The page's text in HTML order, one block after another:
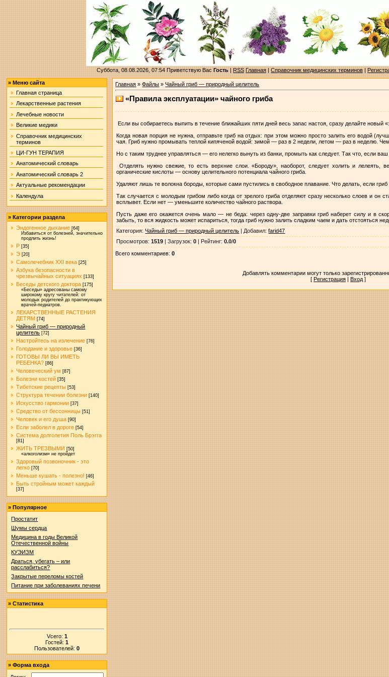
Суббота, 08.08.2026, 07:54Приветствую Вас Гость|RSS Главная|Справочник медицинских терминов|
»Меню сайта
Главная страница
Лекарственные растения
Лечебные новости
Великие медики
Справочник медицинских
терминов
ЦИ-ГУН ТЕРАПИЯ
Анатомический словарь
Анатомический словарь 2
Актуальные рекомендации
Календула
»Категории раздела
Эндогенное дыхание [64]
Избавиться от болезней, значительно
продлить жизнь!
Р [35]
Э [20]
Самолечебник XXI века [25]
Азбука безопасности в
чрезвычайных ситуациях [133]
Беседы детского доктора [175]
«Беседы» адресованы самому
широкому кругу читателей: от
молодых родителей до практикующих
врачей-педиатров.
ЛЕКАРСТВЕННЫЕ РАСТЕНИЯ
ДЕТЯМ [74]
Чайный гриб — природный
целитель [72]
Настройтесь на излечение [76]
Голодание и здоровье [36]
ГОТОВЫ ЛИ ВЫ ИМЕТЬ
РЕБЕНКА? [86]
Человеческий ум [87]
Болезни костей [35]
Тибетские рецепты [53]
Структура течении болезни [140]
Искусство гармонии [37]
Средство от бессонницы [51]
Человек и его душа [90]
Если заболел в дороге [54]
Система долголетия Поль Брэгга
[81]
ЖИТЬ ТРЕЗВЫМИ [50]
«алкоголизм» не пройдет
Здоровый позвоночник - это
легко [70]
Меньше кушать - полезно! [46]
Быть стройным может каждый
[37]
»Популярное
Простатит
Шумы сердца
Медицина в годы Великой
Отечественной войны
КУЭИЗМ
Драться, убегать – или
расслабиться?
Закрытые переломы костей
Питание при заболеваниях печени
»Статистика
Vсего: 1
Гостей:1
Пользователей:0
»Форма входа
Главная »Файлы »Чайный гриб — природный целитель
«Правила эксплуатации» чайного гриба
Если вы собираетесь выпить в течение ближайших пяти дней весь запас настоя, сразу делайте новый
Когда новая порция не нужна, отправьте гриб на отдых: при этом можно просто залить его водой
чая. Гриб нужно промывать теплой кипяченой водой: зимой — раз в 2 недели, летом — раз в неделю.
Но с таким труднее управляться — его нелегко вынуть из банки, промыть как следует. Так что, если
Отделять нужно свежие, то есть верхние слои. «Бороду», наоборот, следует холить и лелеять,
органические кислоты — основу целительного потенциала чайного гриба.
Удаляют лишь те волокна бороды, которые сами пустились в свободное плавание. Что делать, если
Так случается с молодым грибом либо когда от зрелого гриба отделяют сразу несколько слоев и он
всплывет. Если нет — уменьшите количество чайного раствора.
Пусть даже его окажется очень мало — не беда: через одну-две заправки гриб наберет силу и в
забыть, то вся жидкость может испариться, тогда гриб нужно залить сладким чаем и дать отстояться
Категория:Чайный гриб — природный целитель | Добавил:farid47
Просмотров:1519 |Загрузок:0 | Рейтинг:0.0/0
Всего комментариев:0
Добавлять комментарии могут только
[ Регистрация| Вход]